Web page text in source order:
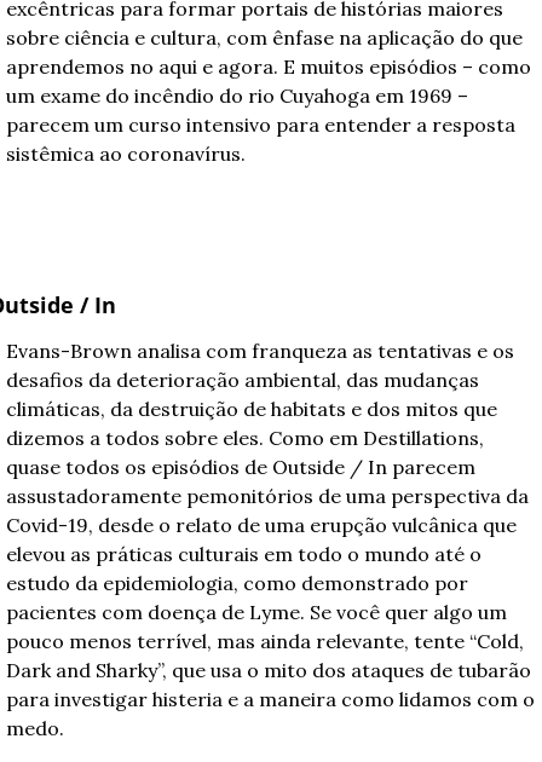
excêntricas para formar portais de histórias maiores
sobre ciência e cultura, com ênfase na aplicação do que
aprendemos no aqui e agora. E muitos episódios – como
um exame do incêndio do rio Cuyahoga em 1969 –
parecem um curso intensivo para entender a resposta
sistêmica ao coronavírus.
/ In
Evans-Brown analisa com franqueza as tentativas e os
desafios da deterioração ambiental, das mudanças
climáticas, da destruição de habitats e dos mitos que
dizemos a todos sobre eles. Como em Destillations,
quase todos os episódios de Outside / In parecem
assustadoramente pemonitórios de uma perspectiva da
Covid-19, desde o relato de uma erupção vulcânica que
elevou as práticas culturais em todo o mundo até o
estudo da epidemiologia, como demonstrado por
pacientes com doença de Lyme. Se você quer algo um
pouco menos terrível, mas ainda relevante, tente “Cold,
Dark and Sharky”, que usa o mito dos ataques de tubarão
para investigar histeria e a maneira como lidamos com o
medo.